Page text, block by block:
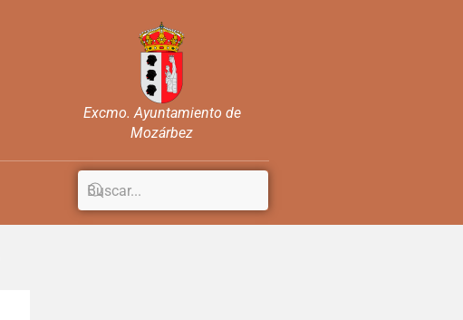
Excmo. Ayuntamiento de
Mozárbez